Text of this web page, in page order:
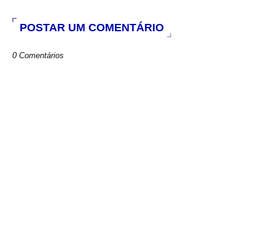
POSTAR UM COMENTÁRIO
0 Comentários